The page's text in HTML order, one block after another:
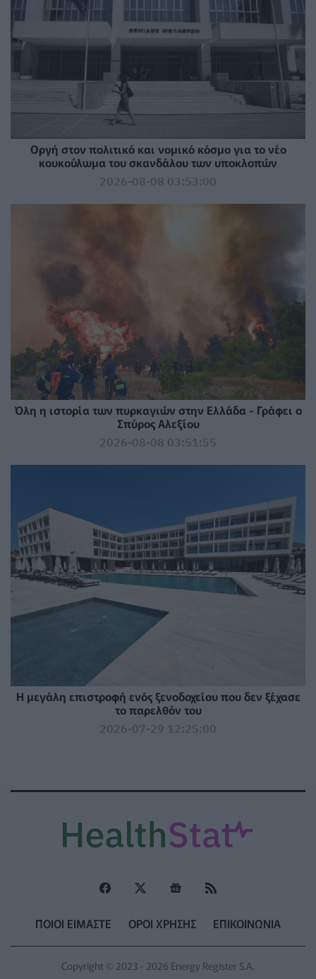
Οργή στον πολιτικό και νομικό κόσμο για το νέο
κουκούλωμα του σκανδάλου των υποκλοπών
2026-08-08 03:53:00
Όλη η ιστορία των πυρκαγιών στην Ελλάδα - Γράφει ο
Σπύρος Αλεξίου
2026-08-08 03:51:55
Η μεγάλη επιστροφή ενός ξενοδοχείου που δεν ξέχασε
το παρελθόν του
2026-07-29 12:25:00
ΠΟΙΟΙ ΕΙΜΑΣΤΕ ΟΡΟΙ ΧΡΗΣΗΣ ΕΠΙΚΟΙΝΩΝΙΑ
Copyright © 2023 - 2026 Energy Register S.A.